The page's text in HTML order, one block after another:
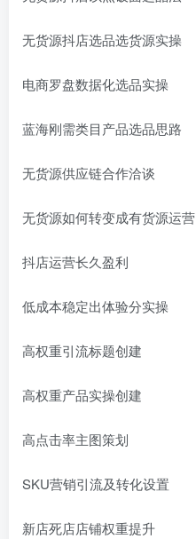
无货源抖店选品选货源实操
电商罗盘数据化选品实操
蓝海刚需类目产品选品思路
无货源供应链合作洽谈
无货源如何转变成有货源运营
抖店运营长久盈利
低成本稳定出体验分实操
高权重引流标题创建
高权重产品实操创建
高点击率主图策划
SKU营销引流及转化设置
新店死店店铺权重提升